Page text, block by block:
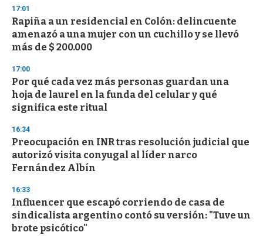
17:01
Rapiña a un residencial en Colón: delincuente
amenazó a una mujer con un cuchillo y se llevó
más de $ 200.000
17:00
Por qué cada vez más personas guardan una
hoja de laurel en la funda del celular y qué
significa este ritual
16:34
Preocupación en INR tras resolución judicial que
autorizó visita conyugal al líder narco
Fernández Albín
16:33
Influencer que escapó corriendo de casa de
sindicalista argentino contó su versión: "Tuve un
brote psicótico"